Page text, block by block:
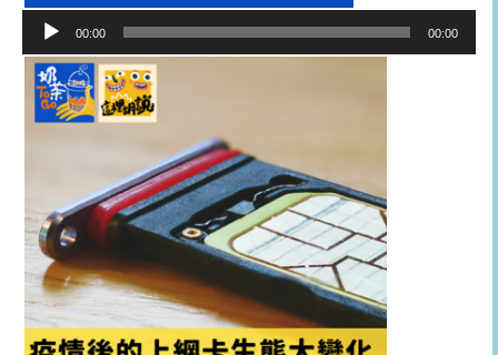
播
器
00:00 00:00